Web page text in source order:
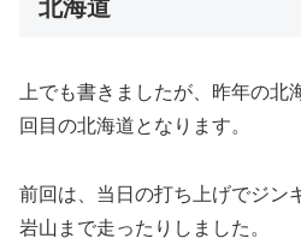
北海道
上でも書きましたが、昨年の北
回目の北海道となります。
前回は、当日の打ち上げでジン
岩山まで走ったりしました。